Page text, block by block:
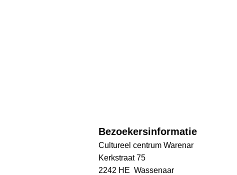
Bezoekersinformatie
Cultureel centrum Warenar
Kerkstraat 75
2242 HE Wassenaar